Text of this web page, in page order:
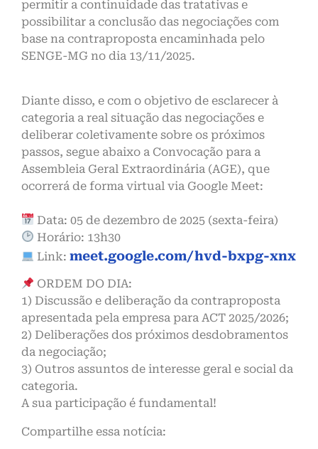
permitir a continuidade das tratativas e
possibilitar a conclusão das negociações com
base na contraproposta encaminhada pelo
SENGE-MG no dia 13/11/2025.
Diante disso, e com o objetivo de esclarecer à
categoria a real situação das negociações e
deliberar coletivamente sobre os próximos
passos, segue abaixo a Convocação para a
Assembleia Geral Extraordinária (AGE), que
ocorrerá de forma virtual via Google Meet:
Data: 05 de dezembro de 2025 (sexta-feira)
Horário: 13h30
Link:meet.google.com/hvd-bxpg-xnx
ORDEM DO DIA:
1) Discussão e deliberação da contraproposta
apresentada pela empresa para ACT 2025/2026;
2) Deliberações dos próximos desdobramentos
da negociação;
3) Outros assuntos de interesse geral e social da
categoria.
A sua participação é fundamental!
Compartilhe essa notícia: